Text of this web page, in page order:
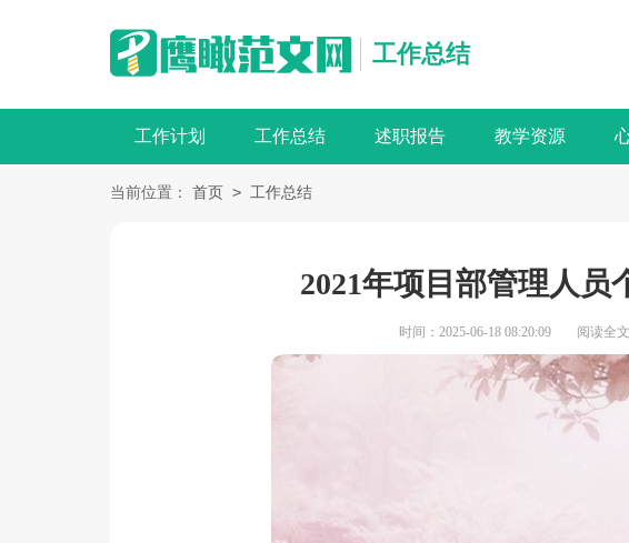
工作总结
工作计划 工作总结 述职报告 教学资源
当前位置： 首页 > 工作总结
2021年项目部管理人员
时间：2025-06-18 08:20:09 阅读全文